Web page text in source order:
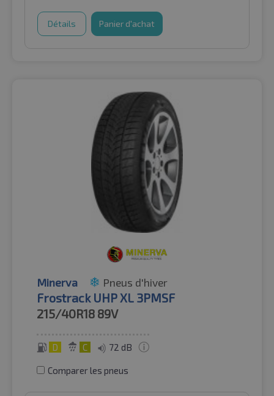
Détails Panier d'achat
Minerva Pneus d'hiver
Frostrack UHP XL 3PMSF
215/40R18 89V
D C 72 dB
Comparer les pneus